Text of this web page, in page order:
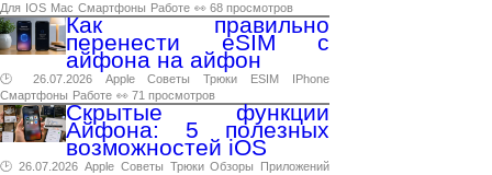
Для IOS Mac Смартфоны Работе 👀 68 просмотров
Как правильно
перенести eSIM с
айфона на айфон
🕑 26.07.2026 Apple Советы Трюки ESIM
IPhone
Смартфоны Работе 👀 71 просмотров
Скрытые функции
Айфона: 5 полезных
возможностей iOS
🕑 26.07.2026 Apple Советы Трюки Обзоры
Приложений